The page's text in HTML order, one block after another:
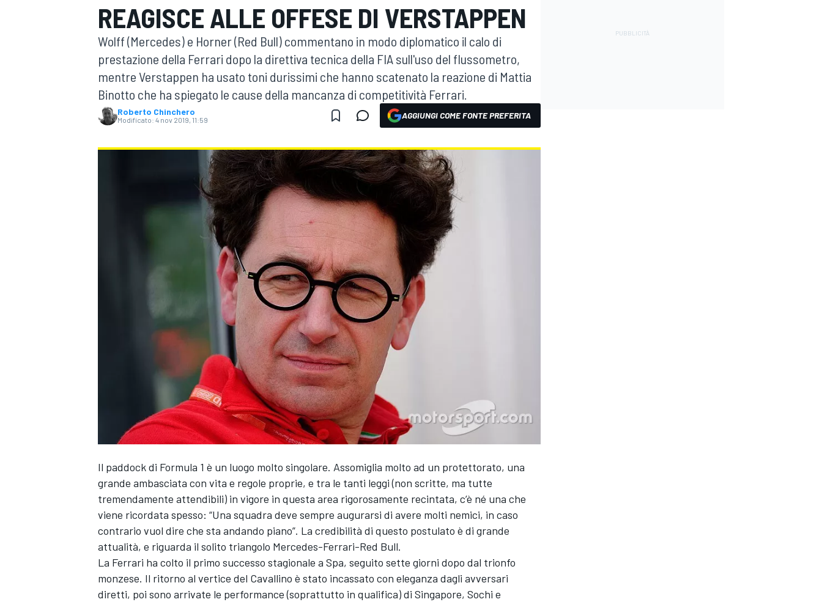
MOTOGP WEC
WRC
MONOPOSTO
REAGISCE ALLE OFFESE DI VERSTAPPEN
Wolff (Mercedes) e Horner (Red Bull) commentano in modo diplomatico il calo di
prestazione della Ferrari dopo la direttiva tecnica della FIA sull'uso del flussometro,
mentre Verstappen ha usato toni durissimi che hanno scatenato la reazione di Mattia
Binotto che ha spiegato le cause della mancanza di competitività Ferrari.
Roberto Chinchero
Modificato: 4 nov 2019, 11:59 AGGIUNGI COME FONTE PREFERITA
Il paddock di Formula 1 è un luogo molto singolare. Assomiglia molto ad un protettorato, una
grande ambasciata con vita e regole proprie, e tra le tanti leggi (non scritte, ma tutte
tremendamente attendibili) in vigore in questa area rigorosamente recintata, c’è né una che
viene ricordata spesso: “Una squadra deve sempre augurarsi di avere molti nemici, in caso
contrario vuol dire che sta andando piano”. La credibilità di questo postulato è di grande
attualità, e riguarda il solito triangolo Mercedes-Ferrari-Red Bull.
La Ferrari ha colto il primo successo stagionale a Spa, seguito sette giorni dopo dal trionfo
monzese. Il ritorno al vertice del Cavallino è stato incassato con eleganza dagli avversari
diretti, poi sono arrivate le performance (soprattutto in qualifica) di Singapore, Sochi e